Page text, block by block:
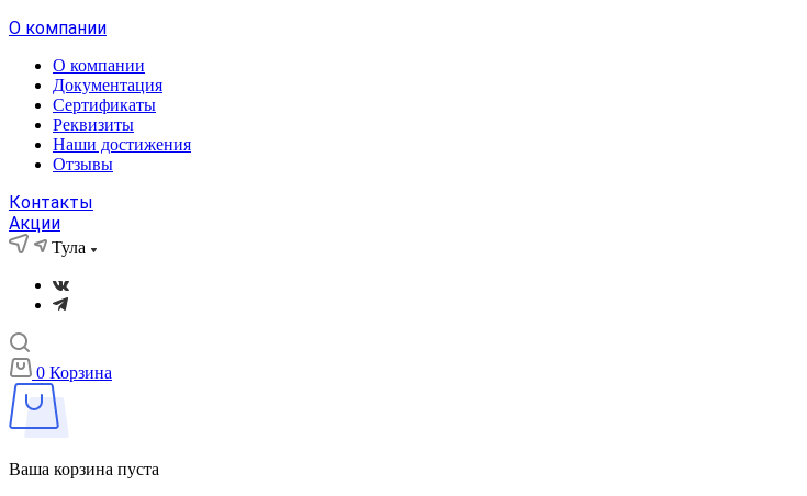
О компании
О компании
Документация
Сертификаты
Реквизиты
Наши достижения
Отзывы
Контакты
Акции
Тула
0 Корзина
Ваша корзина пуста